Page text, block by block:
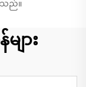
သည်။
ျား